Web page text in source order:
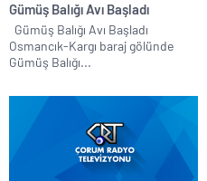
Gümüş Balığı Avı Başladı
Gümüş Balığı Avı Başladı
Osmancık-Kargı baraj gölünde
Gümüş Balığı...